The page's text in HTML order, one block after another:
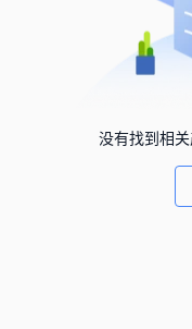
没有找到相